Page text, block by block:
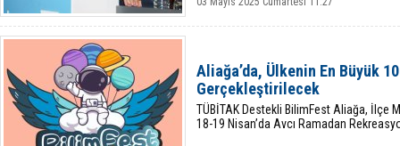
Aliağa’da, Ülkenin En Büyük
Gerçekleştirilecek
TÜBİTAK Destekli BilimFest Aliağa, İlçe
18-19 Nisan’da Avcı Ramadan